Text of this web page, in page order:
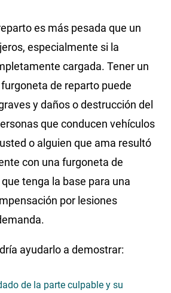
es más pesada que un
especialmente si la
cargada. Tener un
de reparto puede
y daños o destrucción del
que conducen vehículos
o alguien que ama resultó
con una furgoneta de
tenga la base para una
por lesiones
ayudarlo a demostrar:
de la parte culpable y su